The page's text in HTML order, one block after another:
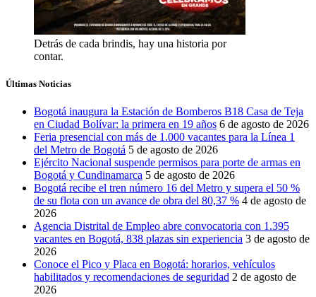
Detrás de cada brindis, hay una historia por
contar.
Últimas Noticias
Bogotá inaugura la Estación de Bomberos B18 Casa de Teja
en Ciudad Bolívar: la primera en 19 años 6 de agosto de 2026
Feria presencial con más de 1.000 vacantes para la Línea 1
del Metro de Bogotá 5 de agosto de 2026
Ejército Nacional suspende permisos para porte de armas en
Bogotá y Cundinamarca 5 de agosto de 2026
Bogotá recibe el tren número 16 del Metro y supera el 50 %
de su flota con un avance de obra del 80,37 % 4 de agosto de
2026
Agencia Distrital de Empleo abre convocatoria con 1.395
vacantes en Bogotá, 838 plazas sin experiencia 3 de agosto de
2026
Conoce el Pico y Placa en Bogotá: horarios, vehículos
habilitados y recomendaciones de seguridad 2 de agosto de
2026